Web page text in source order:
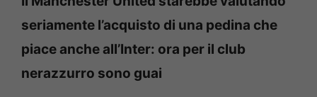
seriamente l’acquisto di una pedina che
piace anche all’Inter: ora per il club
nerazzurro sono guai